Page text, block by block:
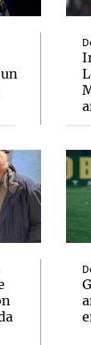
El huracán de